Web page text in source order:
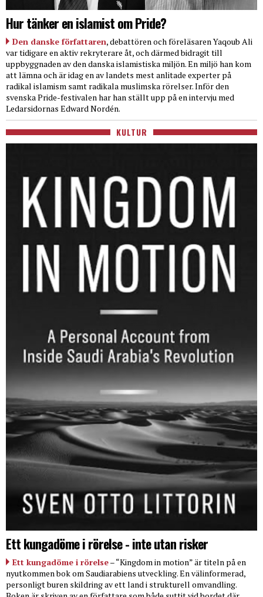
Hur tänker en islamist om Pride?
Den danske författaren, debattören och föreläsaren Yaqoub Ali
var tidigare en aktiv rekryterare åt, och därmed bidragit till
uppbyggnaden av den danska islamistiska miljön. En miljö han kom
att lämna och är idag en av landets mest anlitade experter på
radikal islamism samt radikala muslimska rörelser. Inför den
svenska Pride-festivalen har han ställt upp på en intervju med
Ledarsidornas Edward Nordén.
KULTUR
Ett kungadöme i rörelse - inte utan risker
Ett kungadöme i rörelse– “Kingdom in motion” är titeln på en
nyutkommen bok om Saudiarabiens utveckling. En välinformerad,
personligt buren skildring av ett land i strukturell omvandling.